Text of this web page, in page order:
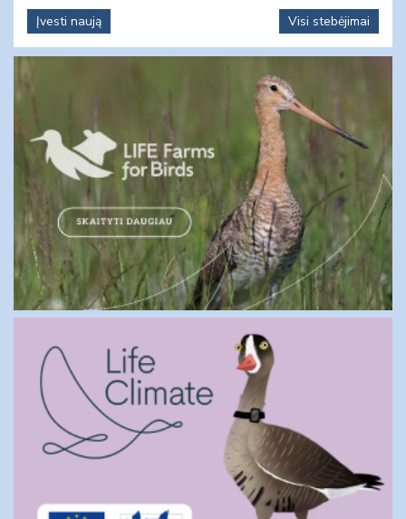
Įvesti naują
Visi stebėjimai